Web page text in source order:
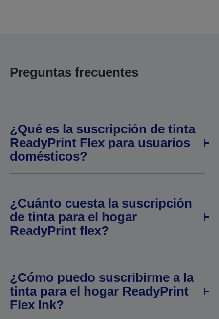
Preguntas frecuentes
¿Qué es la suscripción de tinta
ReadyPrint Flex para usuarios
domésticos?
¿Cuánto cuesta la suscripción
de tinta para el hogar
ReadyPrint flex?
¿Cómo puedo suscribirme a la
tinta para el hogar ReadyPrint
Flex Ink?